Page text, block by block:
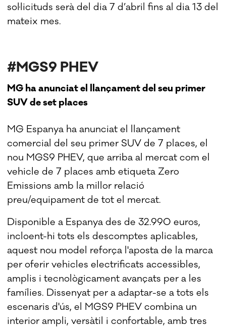
sol·licituds serà del dia 7 d’abril fins al dia 13 del
mateix mes.
#MGS9 PHEV
MG ha anunciat el llançament del seu primer
SUV de set places
MG Espanya ha anunciat el llançament
comercial del seu primer SUV de 7 places, el
nou MGS9 PHEV, que arriba al mercat com el
vehicle de 7 places amb etiqueta Zero
Emissions amb la millor relació
preu/equipament de tot el mercat.
Disponible a Espanya des de 32.990 euros,
incloent-hi tots els descomptes aplicables,
aquest nou model reforça l'aposta de la marca
per oferir vehicles electrificats accessibles,
amplis i tecnològicament avançats per a les
famílies. Dissenyat per a adaptar-se a tots els
escenaris d'ús, el MGS9 PHEV combina un
interior ampli, versàtil i confortable, amb tres